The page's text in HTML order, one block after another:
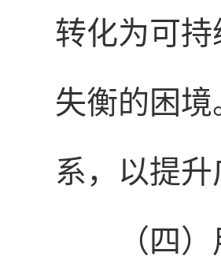
转化为可
失衡的困
系，以提
（四